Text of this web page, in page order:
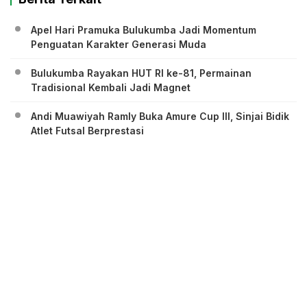
Apel Hari Pramuka Bulukumba Jadi Momentum
Penguatan Karakter Generasi Muda
Bulukumba Rayakan HUT RI ke-81, Permainan
Tradisional Kembali Jadi Magnet
Andi Muawiyah Ramly Buka Amure Cup III, Sinjai Bidik
Atlet Futsal Berprestasi